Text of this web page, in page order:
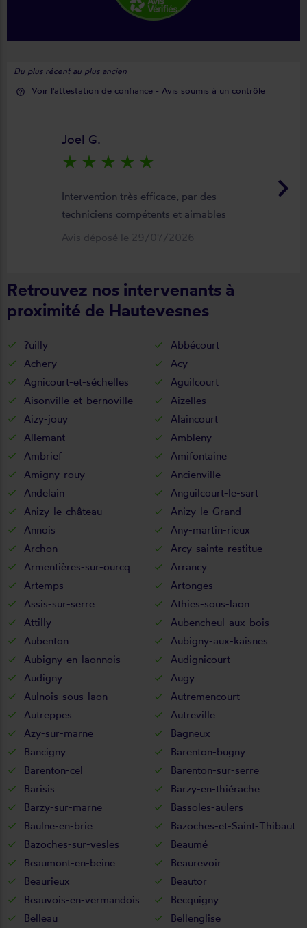
Du plus récent au plus ancien
help_outline Voir l'attestation de confiance - Avis soumis à un contrôle
keyboard_arrow_right
Joel G.
star_rate star_rate star_rate star_rate star_rate
Intervention très efficace, par des
techniciens compétents et aimables
Avis déposé le 29/07/2026
Retrouvez nos intervenants à
proximité de Hautevesnes
?uilly
Abbécourt
Achery
Acy
Agnicourt-et-séchelles
Aguilcourt
Aisonville-et-bernoville
Aizelles
Aizy-jouy
Alaincourt
Allemant
Ambleny
Ambrief
Amifontaine
Amigny-rouy
Ancienville
Andelain
Anguilcourt-le-sart
Anizy-le-château
Anizy-le-Grand
Annois
Any-martin-rieux
Archon
Arcy-sainte-restitue
Armentières-sur-ourcq
Arrancy
Artemps
Artonges
Assis-sur-serre
Athies-sous-laon
Attilly
Aubencheul-aux-bois
Aubenton
Aubigny-aux-kaisnes
Aubigny-en-laonnois
Audignicourt
Audigny
Augy
Aulnois-sous-laon
Autremencourt
Autreppes
Autreville
Azy-sur-marne
Bagneux
Bancigny
Barenton-bugny
Barenton-cel
Barenton-sur-serre
Barisis
Barzy-en-thiérache
Barzy-sur-marne
Bassoles-aulers
Baulne-en-brie
Bazoches-et-Saint-Thibaut
Bazoches-sur-vesles
Beaumé
Beaumont-en-beine
Beaurevoir
Beaurieux
Beautor
Beauvois-en-vermandois
Becquigny
Belleau
Bellenglise